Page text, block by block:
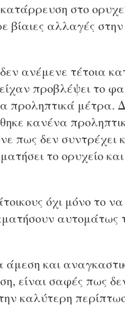
στο
βίαιες αλλαγές
ανέμενε τέτοια
προβλέψει το
προληπτικά μέτρα.
κανένα
πως δεν συντρέχει
το ορυχείο
όχι μόνο το
αυτομάτως
άμεση και
είναι σαφές πως
καλύτερη